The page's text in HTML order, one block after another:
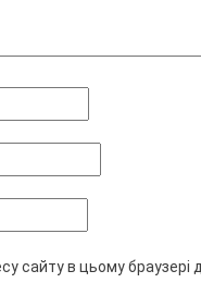
сайту в цьому браузері